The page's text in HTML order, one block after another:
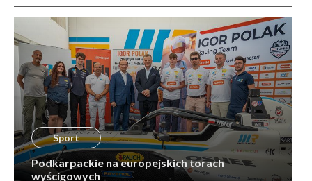
Sport
Podkarpackie na europejskich torach
wyścigowych